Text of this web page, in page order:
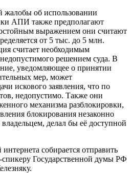
жалобы об использовании
АПИ также предполагают
выражением они считают
от 5 тыс. до 5 млн.
считает необходимым
решением суда. В
уведомляющее о принятии
мер, может
искового заявления, что по
недопустимо. Также они
механизма разблокировки,
блокирования незаконно
делал бы её доступной
собирается отправить
Государственной думы РФ